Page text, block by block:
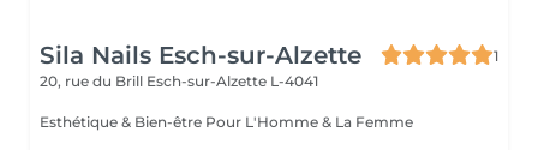
Sila Nails Esch-sur-Alzette
1
20, rue du Brill Esch-sur-Alzette L-4041
Esthétique & Bien-être Pour L'Homme & La Femme